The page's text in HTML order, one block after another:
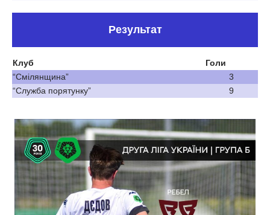
Результат
Клуб
Голи
“Смілянщина”
3
“Служба порятунку”
9